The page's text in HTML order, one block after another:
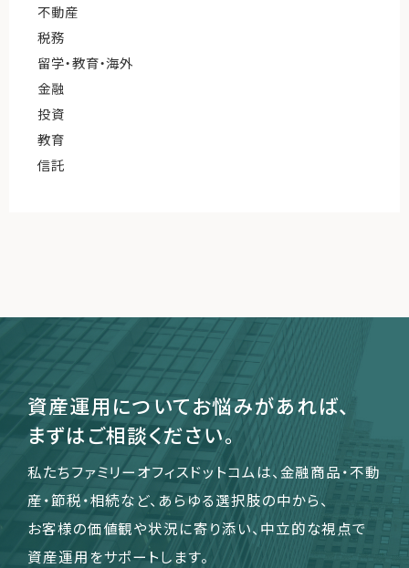
不動産
税務
留学・教育・海外
金融
投資
教育
信託
資産運用についてお悩みがあれば、
まずはご相談ください。
私たちファミリーオフィスドットコムは、金融商品・不動
産・節税・相続など、あらゆる選択肢の中から、
お客様の価値観や状況に寄り添い、中立的な視点で
資産運用をサポートします。